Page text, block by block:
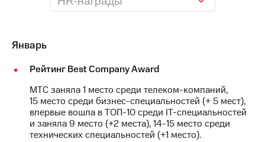
Руководство
Контакты
Медиа-центр
Пресс-
релизы
о технологиях
Январь
Рейтинг Best Company Award
МТС заняла 1 место среди телеком-компаний,
15 место среди бизнес-специальностей (+ 5 мест),
впервые вошла в ТОП-10 среди IT-специальностей
и заняла 9 место (+2 места), 14-15 место среди
технических специальностей (+1 место).